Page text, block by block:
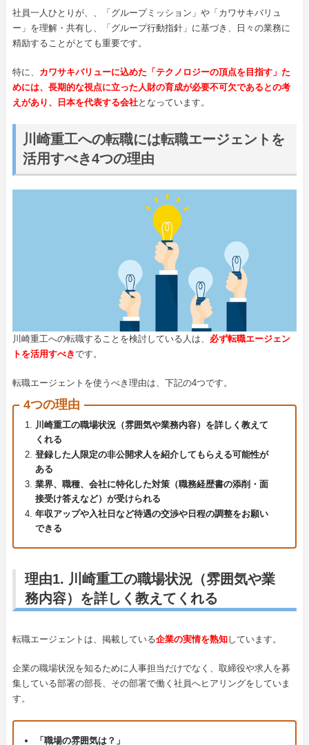
社員一人ひとりが、、「グループミッション」や「カワサキバリュ
ー」を理解・共有し、「グループ行動指針」に基づき、日々の業務に
精励することがとても重要です。
特に、 カワサキバリューに込めた「テクノロジーの頂点を目指す」た
めには、長期的な視点に立った人財の育成が必要不可欠であるとの考
えがあり、日本を代表する会社となっています。
川崎重工への転職には転職エージェントを
活用すべき4つの理由
川崎重工への転職することを検討している人は、 必ず転職エージェン
トを活用すべきです。
転職エージェントを使うべき理由は、下記の4つです。
4つの理由
川崎重工の職場状況（雰囲気や業務内容）を詳しく教えて
くれる
登録した人限定の非公開求人を紹介してもらえる可能性が
ある
業界、職種、会社に特化した対策（職務経歴書の添削・面
接受け答えなど）が受けられる
年収アップや入社日など待遇の交渉や日程の調整をお願い
できる
理由1. 川崎重工の職場状況（雰囲気や業
務内容）を詳しく教えてくれる
転職エージェントは、掲載している企業の実情を熟知しています。
企業の職場状況を知るために人事担当だけでなく、取締役や求人を募
集している部署の部長、その部署で働く社員へヒアリングをしていま
す。
「職場の雰囲気は？」